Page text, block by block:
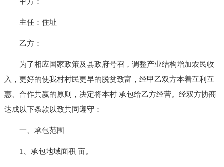
主任：住址
乙方：
为了相应国家政策及县政府号召，调整产业结构增加农民收
入，更好的使我村村民更早的脱贫致富，经甲乙双方本着互利互
惠、合作共赢的原则，决定将本村 承包给乙方经营。经双方协商
达成以下条款以致共同遵守：
一、承包范围
1、承包地域面积 亩。